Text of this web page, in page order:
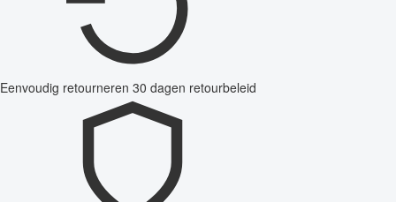
Eenvoudig retourneren 30 dagen retourbeleid